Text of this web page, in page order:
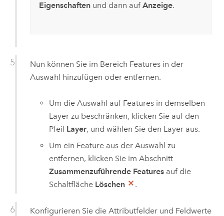
Eigenschaftenund dann auf Anzeige.
Nun können Sie im Bereich Features in der
Auswahl hinzufügen oder entfernen.
Um die Auswahl auf Features in demselben
Layer zu beschränken, klicken Sie auf den
Pfeil Layer, und wählen Sie den Layer aus.
Um ein Feature aus der Auswahl zu
entfernen, klicken Sie im Abschnitt
Zusammenzuführende Features auf die
Schaltfläche Löschen .
Konfigurieren Sie die Attributfelder und Feldwerte